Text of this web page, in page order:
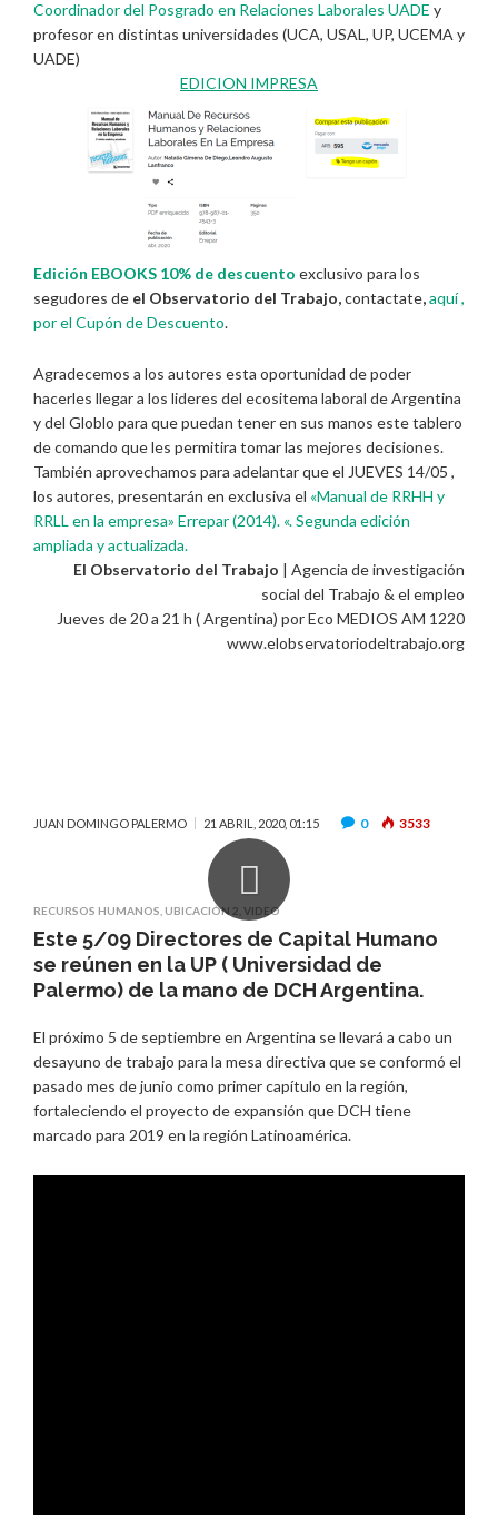
Coordinador del Posgrado en Relaciones Laborales UADE y
profesor en distintas universidades (UCA, USAL, UP, UCEMA y
UADE)
EDICION IMPRESA
Edición EBOOKS 10% de descuento exclusivo para los
segudores de el Observatorio del Trabajo,contactate,aquí ,
por el Cupón de Descuento.
Agradecemos a los autores esta oportunidad de poder
hacerles llegar a los lideres del ecositema laboral de Argentina
y del Globlo para que puedan tener en sus manos este tablero
de comando que les permitira tomar las mejores decisiones.
También aprovechamos para adelantar que el JUEVES 14/05 ,
los autores, presentarán en exclusiva el «Manual de RRHH y
RRLL en la empresa» Errepar (2014). «. Segunda edición
ampliada y actualizada.
El Observatorio del Trabajo | Agencia de investigación
social del Trabajo & el empleo
Jueves de 20 a 21 h ( Argentina) por Eco MEDIOS AM 1220
www.elobservatoriodeltrabajo.org
JUAN DOMINGO PALERMO 21 ABRIL, 2020, 01:15 0 3533
RECURSOS HUMANOS UBICACIÓN 2 VIDEO
Este 5/09 Directores de Capital Humano
se reúnen en la UP ( Universidad de
Palermo) de la mano de DCH Argentina.
El próximo 5 de septiembre en Argentina se llevará a cabo un
desayuno de trabajo para la mesa directiva que se conformó el
pasado mes de junio como primer capítulo en la región,
fortaleciendo el proyecto de expansión que DCH tiene
marcado para 2019 en la región Latinoamérica.